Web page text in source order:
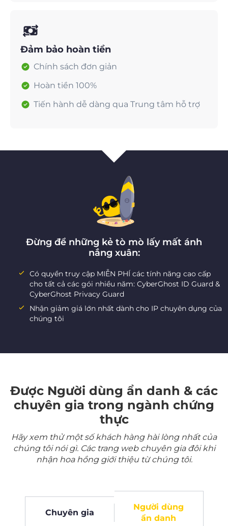
Đảm bảo hoàn tiền
Chính sách đơn giản
Hoàn tiền 100%
Tiến hành dễ dàng qua Trung tâm hỗ trợ
Đừng để những kẻ tò mò lấy mất ánh
nắng xuân:
Có quyền truy cập MIỄN PHÍ các tính năng cao cấp
cho tất cả các gói nhiều năm: CyberGhost ID Guard &
CyberGhost Privacy Guard
Nhận giảm giá lớn nhất dành cho IP chuyên dụng của
chúng tôi
Được Người dùng ẩn danh & các
chuyên gia trong ngành chứng
thực
Hãy xem thử một số khách hàng hài lòng nhất của
chúng tôi nói gì. Các trang web chuyên gia đôi khi
nhận hoa hồng giới thiệu từ chúng tôi.
Chuyên gia
Người dùng
ẩn danh